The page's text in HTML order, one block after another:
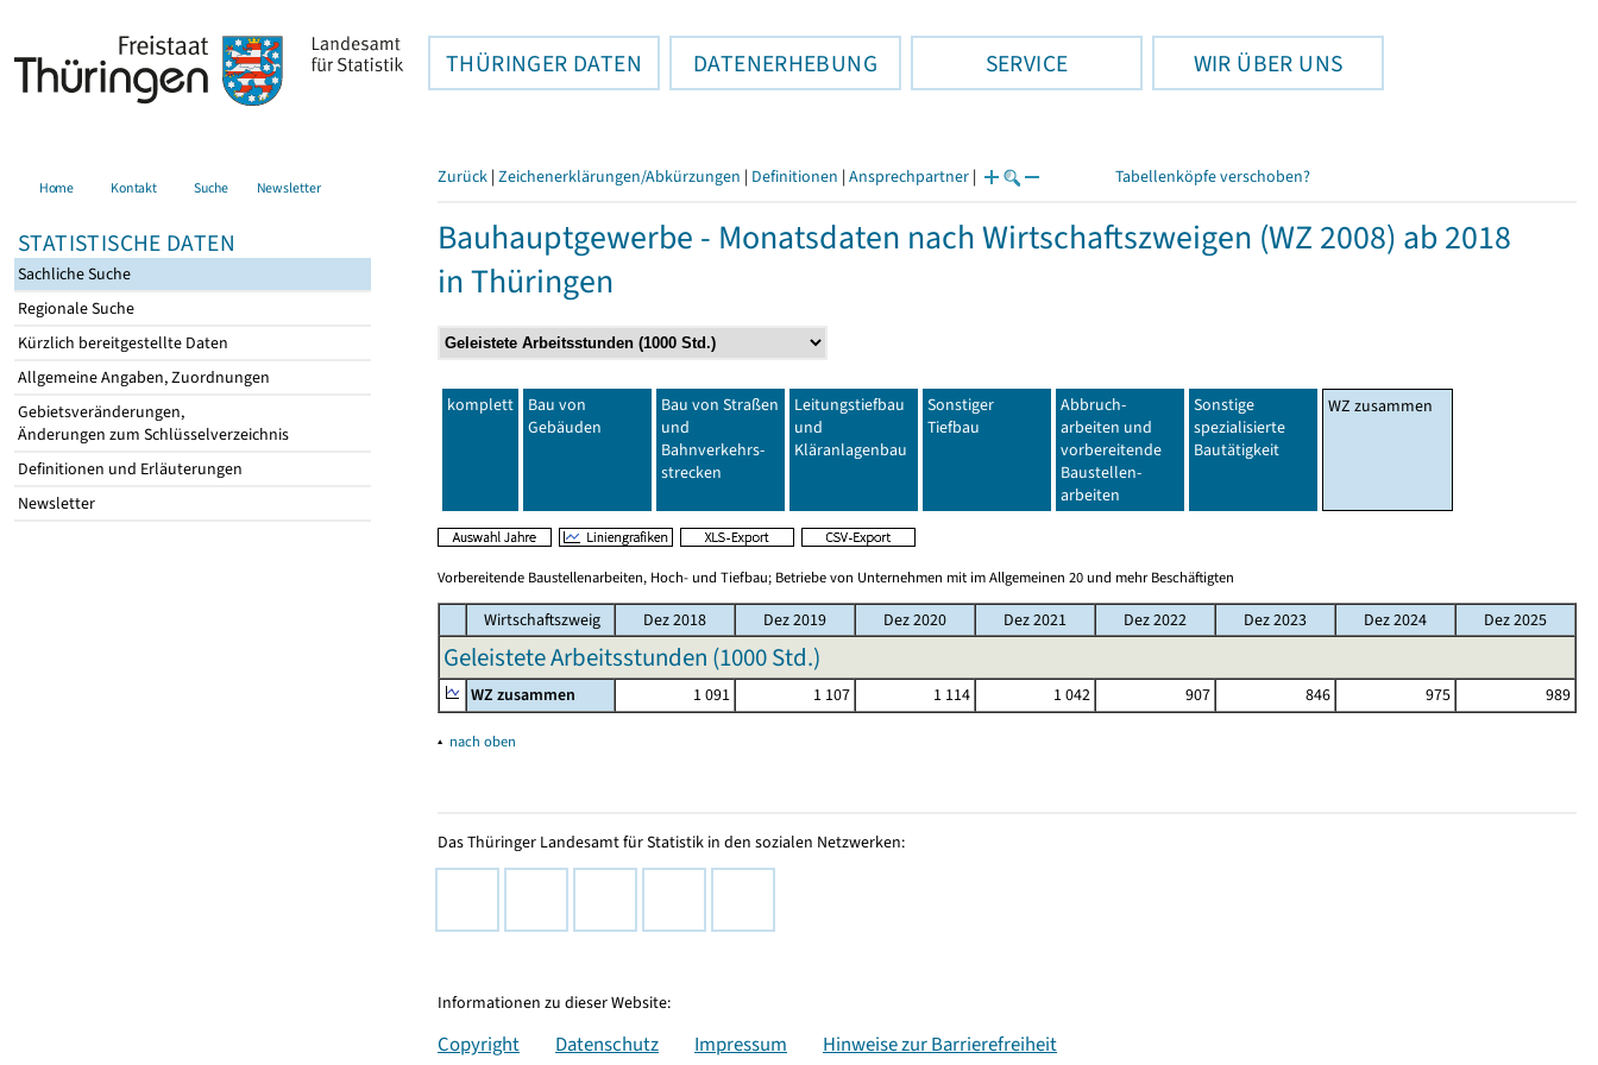
THÜRINGER DATEN DATENERHEBUNG SERVICE WIR ÜBER UNS
Home Kontakt Suche Newsletter
STATISTISCHE DATEN
Sachliche Suche
Regionale Suche
Kürzlich bereitgestellte Daten
Allgemeine Angaben, Zuordnungen
Gebietsveränderungen,
Änderungen zum Schlüsselverzeichnis
Definitionen und Erläuterungen
Newsletter
Zurück | Zeichenerklärungen/Abkürzungen | Definitionen | Ansprechpartner | Tabellenköpfe verschoben?
Bauhauptgewerbe - Monatsdaten nach Wirtschaftszweigen (WZ 2008) ab 2018
in Thüringen
komplett
Bau von
Gebäuden
Bau von Straßen
und
Bahnverkehrs-
strecken
Leitungstiefbau
und
Kläranlagenbau
Sonstiger
Tiefbau
Abbruch-
arbeiten und
vorbereitende
Baustellen-
arbeiten
Sonstige
spezialisierte
Bautätigkeit
WZ zusammen
Vorbereitende Baustellenarbeiten, Hoch- und Tiefbau; Betriebe von Unternehmen mit im Allgemeinen 20 und mehr Beschäftigten
Wirtschaftszweig Dez 2018 Dez 2019 Dez 2020 Dez 2021 Dez 2022 Dez 2023 Dez 2024 Dez 2025
Geleistete Arbeitsstunden (1000 Std.)
WZ zusammen 1 091 1 107 1 114 1 042 907 846 975 989
▴ nach oben
Das Thüringer Landesamt für Statistik in den sozialen Netzwerken:
Informationen zu dieser Website:
Copyright Datenschutz Impressum Hinweise zur Barrierefreiheit